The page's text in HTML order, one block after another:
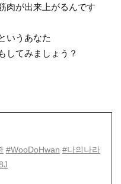
肉が出来上がるんです
いうあなた
してみましょう？
#WooDoHwan #나의나라